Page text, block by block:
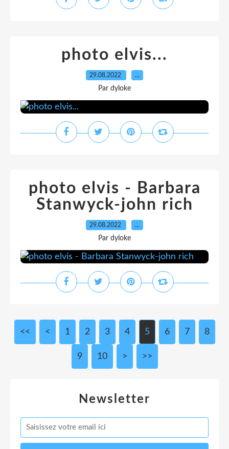
photo elvis...
29.08.2022 …
Par dyloke
photo elvis - Barbara
Stanwyck-john rich
29.08.2022 …
Par dyloke
<< < 1 2 3 4 5 6 7 8
9 10 20
30
> >>
Newsletter